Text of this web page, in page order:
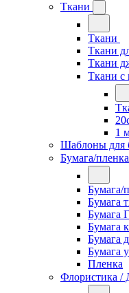
Ткани
Ткани
Ткани
Ткани
Ткани с
1
Шаблоны для
Бумага/пленка
Бумага/
Бумага
Бумага
Бумага
Бумага
Бумага
Пленка
Флористика /